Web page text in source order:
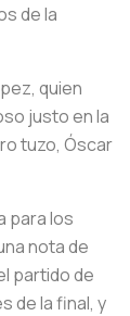
de la
quien
justo en la
tuzo, Óscar
para los
nota de
partido de
de la final, y